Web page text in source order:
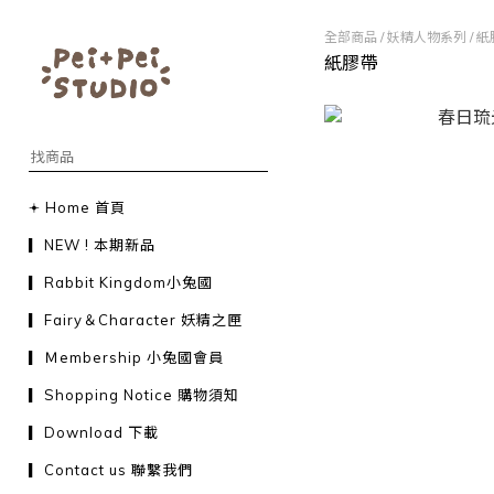
𖥔 Home 首頁
▎NEW ! 本期新品
▎Rabbit Kingdom小兔國
▎Fairy＆Character 妖精之匣
▎Ｍembership 小兔國會員
▎Shopping Notice 購物須知
▎Download 下載
▎Contact us 聯繫我們
全部商品 /妖精人物系列 /紙
紙膠帶